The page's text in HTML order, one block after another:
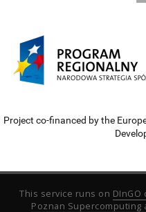
Project co-financed by the
This service runs on DInGO
Poznan Supercomputing